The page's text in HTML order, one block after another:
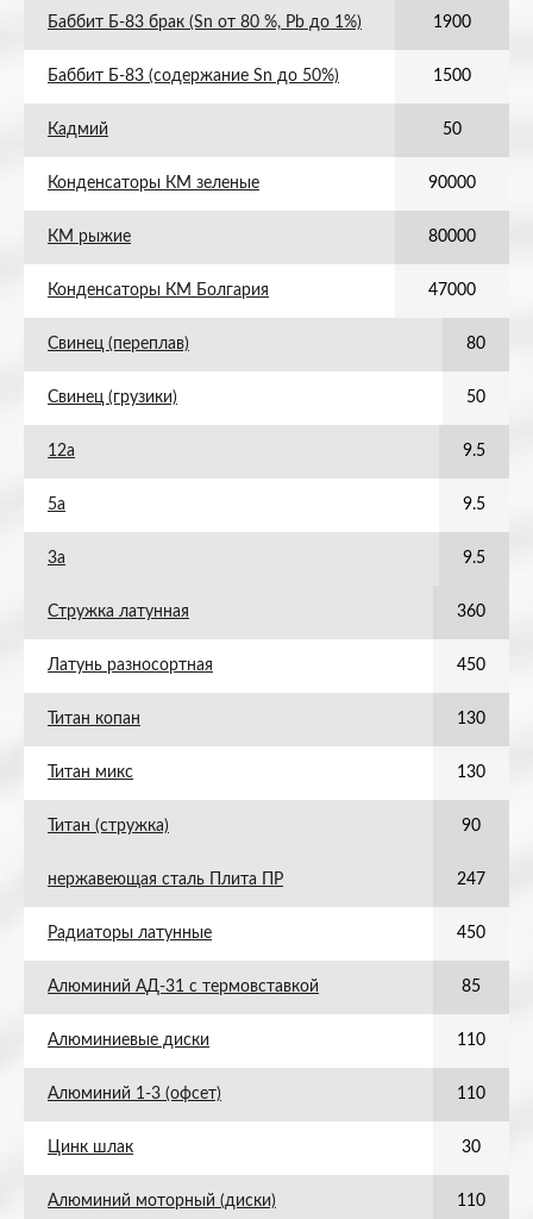
Баббит Б-83 брак (Sn от 80 %, Pb до 1%) 1900
Баббит Б-83 (содержание Sn до 50%) 1500
Кадмий 50
Конденсаторы КМ зеленые 90000
КМ рыжие 80000
Конденсаторы КМ Болгария 47000
Свинец (переплав) 80
Свинец (грузики) 50
12а 9.5
5а 9.5
3а 9.5
Стружка латунная 360
Латунь разносортная 450
Титан копан 130
Титан микс 130
Титан (стружка) 90
нержавеющая сталь Плита ПР 247
Радиаторы латунные 450
Алюминий АД-31 с термовставкой 85
Алюминиевые диски 110
Алюминий 1-3 (офсет) 110
Цинк шлак 30
Алюминий моторный (диски) 110